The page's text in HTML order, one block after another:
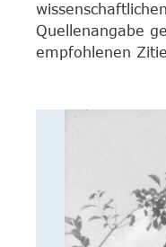
Quellenangabe
empfohlenen